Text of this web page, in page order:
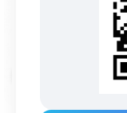
Нажмите,